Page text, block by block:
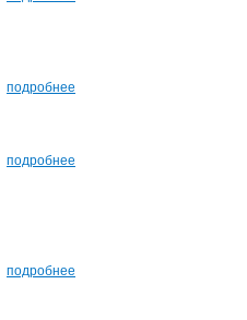
подробнее
подробнее
подробнее